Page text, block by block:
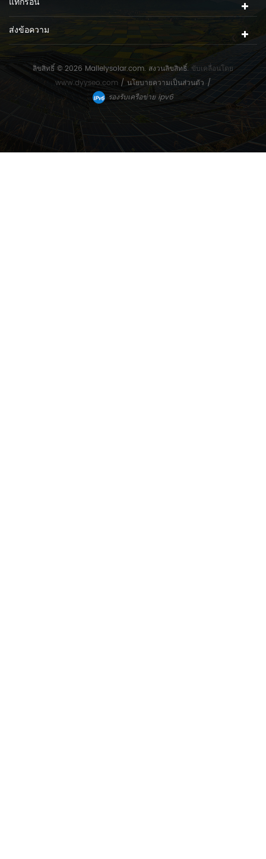
ส่งข้อความ
ลิขสิทธิ์ © 2026 Mailelysolar.com. สงวนลิขสิทธิ์. ขับเคลื่อนโดย
www.dyyseo.com / นโยบายความเป็นส่วนตัว /
รองรับเครือข่าย ipv6